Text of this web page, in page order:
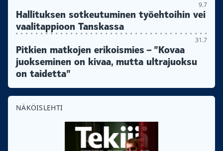
9.7
Hallituksen sotkeutuminen työehtoihin vei
vaalitappioon Tanskassa
31.7
Pitkien matkojen erikoismies – ”Kovaa
juokseminen on kivaa, mutta ultrajuoksu
on taidetta”
NÄKÖISLEHTI